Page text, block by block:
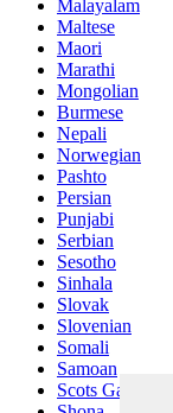
Malayalam
Maltese
Maori
Marathi
Mongolian
Burmese
Nepali
Norwegian
Pashto
Persian
Punjabi
Serbian
Sesotho
Sinhala
Slovak
Slovenian
Somali
Samoan
Scots Gaelic